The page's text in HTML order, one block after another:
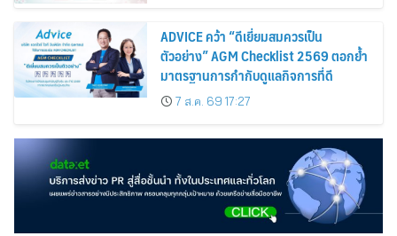
ADVICE คว้า “ดีเยี่ยมสมควรเป็น
ตัวอย่าง” AGM Checklist 2569 ตอกย้ำ
มาตรฐานการกำกับดูแลกิจการที่ดี
7 ส.ค. 69 17:27